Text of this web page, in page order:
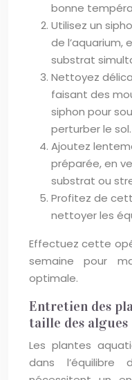
bonne
Utilisez un
de l’aquarium,
substrat
Nettoyez
faisant des
siphon pour
perturber le sol.
Ajoutez
préparée, en
substrat ou
Profitez de
nettoyer les
Effectuez cette
semaine pour
optimale.
Entretien des
taille des algues
Les plantes
dans l’équilibre